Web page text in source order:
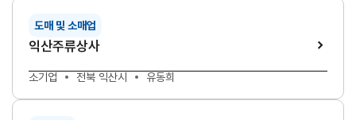
도매 및 소매업
익산주류상사
소기업 전북 익산시 유동희